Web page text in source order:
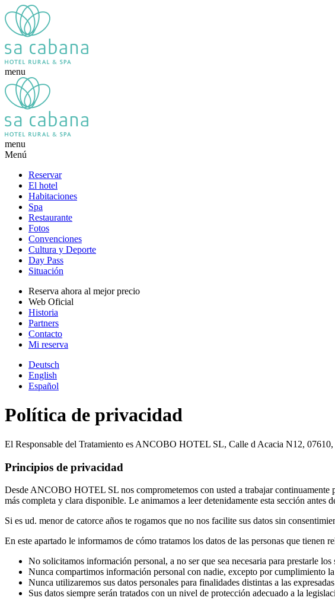
menu
menu
Menú
Reservar
El hotel
Habitaciones
Spa
Restaurante
Fotos
Convenciones
Cultura y Deporte
Day Pass
Situación
Reserva ahora al mejor precio
Web Oficial
Historia
Partners
Contacto
Mi reserva
Deutsch
English
Español
Política de privacidad
El Responsable del Tratamiento es ANCOBO HOTEL SL, Calle d Acacia N12,
Principios de privacidad
Desde ANCOBO HOTEL SL nos comprometemos con usted a trabajar continuamente
más completa y clara disponible. Le animamos a leer detenidamente esta sección antes
Si es ud. menor de catorce años te rogamos que no nos facilite sus datos sin
En este apartado le informamos de cómo tratamos los datos de las personas que
No solicitamos información personal, a no ser que sea necesaria para prestarle
Nunca compartimos información personal con nadie, excepto por cumplimiento
Nunca utilizaremos sus datos personales para finalidades distintas a las
Sus datos siempre serán tratados con un nivel de protección adecuado a la